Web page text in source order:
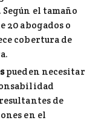
el tamaño
20 abogados o
cobertura de
pueden necesitar
de
en el